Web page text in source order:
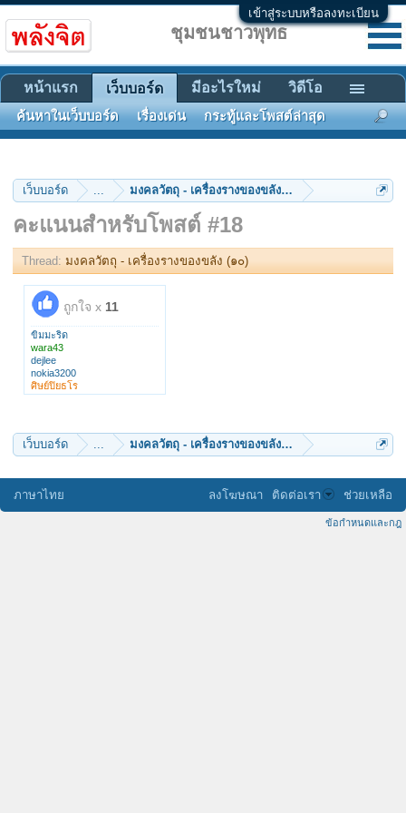
เข้าสู่ระบบหรือลงทะเบียน
เว็บบอร์ด ... มงคลวัตถุ - เครื่องรางของขลัง (๑๐)
คะแนนสำหรับโพสต์ #18
Thread: มงคลวัตถุ - เครื่องรางของขลัง (๑๐)
ถูกใจ x 11
ขิมมะริด
wara43
dejlee
nokia3200
ศิษย์ปิยธโร
มันตรัย
namitta
king938
เว็บบอร์ด ... มงคลวัตถุ - เครื่องรางของขลัง (๑๐)
ชุมชนชาวพุทธ
หน้าแรก เว็บบอร์ด
ค้นหาในเว็บบอร์ด เรื่องเด่น กระทู้และโพสต์ล่าสุด
มีอะไรใหม่ วิดีโอ
ภาษาไทย ลงโฆษณา ติดต่อเรา ช่วยเหลือ
ข้อกำหนดและกฎ